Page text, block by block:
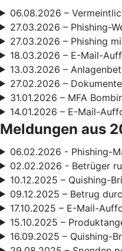
06.08.2026 –
27.03.2026 – Phishing-
27.03.2026 – Phishing
18.03.2026 – E-Mail-
13.03.2026 –
27.02.2026 –
31.01.2026 – MFA
14.01.2026 – E-Mail-
Meldungen aus
06.02.2026 - Phishing-
02.02.2026 - Betrüger
10.12.2025 – Quishing-
09.12.2025 – Betrug
17.10.2025 – E-Mail-
15.10.2025 –
16.09.2025 – Quishing-